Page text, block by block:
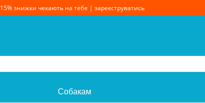
15% знижки чекають на тебе | зареєструватись
Собакам